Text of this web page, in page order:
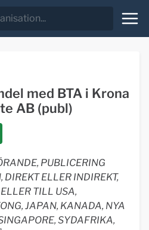
med BTA i Krona
AB (publ)
PUBLICERING
ELLER INDIREKT,
TILL USA,
JAPAN, KANADA, NYA
SYDAFRIKA,